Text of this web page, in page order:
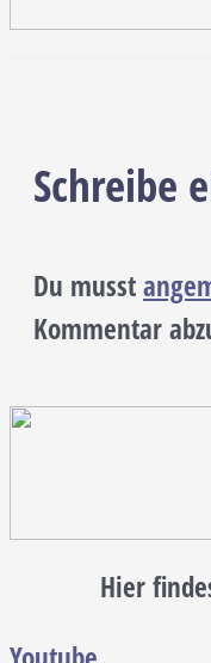
Schreibe
Du musst
Kommentar
Hier